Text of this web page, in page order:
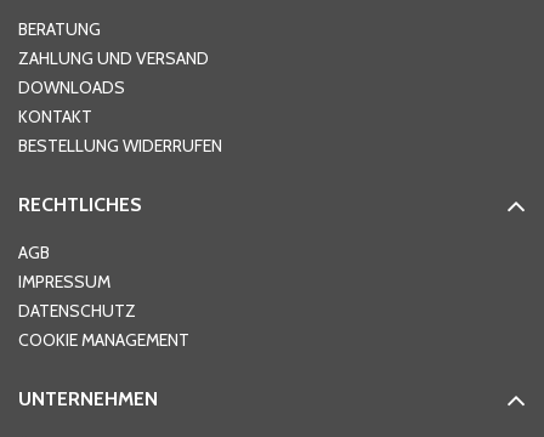
BERATUNG
ZAHLUNG UND VERSAND
DOWNLOADS
KONTAKT
BESTELLUNG WIDERRUFEN
RECHTLICHES
AGB
IMPRESSUM
DATENSCHUTZ
COOKIE MANAGEMENT
UNTERNEHMEN